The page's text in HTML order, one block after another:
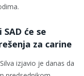
će se
za carine
izjavio je danas da